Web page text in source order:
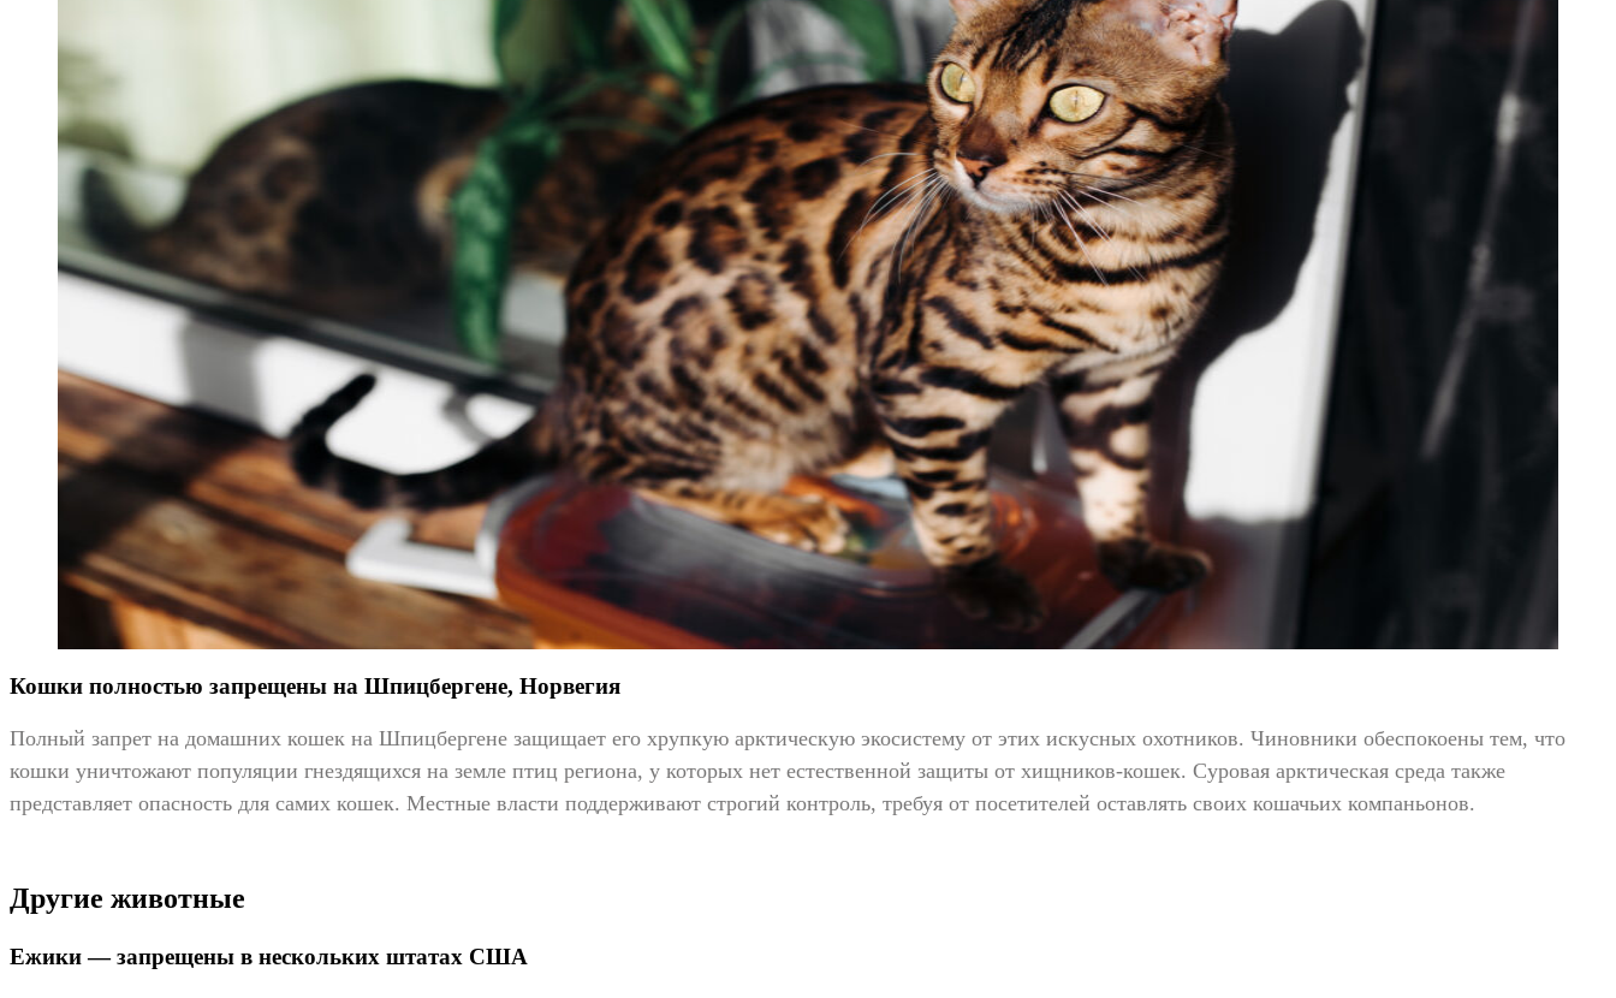
Кошки полностью запрещены на Шпицбергене, Норвегия
Полный запрет на домашних кошек на Шпицбергене защищает его хрупкую арктическую экосистему от этих искусных охотников. Чиновники обеспокоены тем, что
кошки уничтожают популяции гнездящихся на земле птиц региона, у которых нет естественной защиты от хищников-кошек. Суровая арктическая среда также
представляет опасность для самих кошек. Местные власти поддерживают строгий контроль, требуя от посетителей оставлять своих кошачьих компаньонов.
Другие животные
Ежики — запрещены в нескольких штатах США